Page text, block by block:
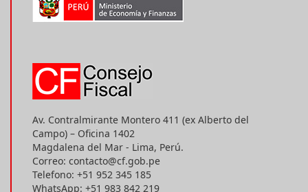
Av. Contralmirante Montero 411 (ex Alberto del
Campo) – Oficina 1402
Magdalena del Mar - Lima, Perú.
Correo: contacto@cf.gob.pe
Telefono: +51 952 345 185
WhatsApp: +51 983 842 219